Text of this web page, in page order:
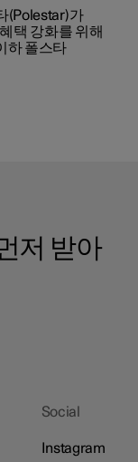
(Polestar)가
택 강화를 위해
하 폴스타
저 받아
Social
Instagram